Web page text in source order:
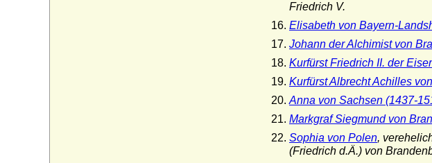
Friedrich V.
Elisabeth von Bayern-
Johann der Alchimist von
Kurfürst Friedrich II. der
Kurfürst Albrecht Achilles
Anna von Sachsen (1437-
Markgraf Siegmund von
Sophia von Polen,
(Friedrich d.Ä.) von